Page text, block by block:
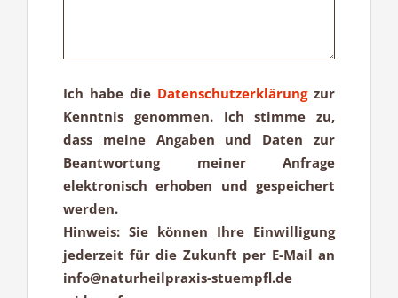
Ich habe die Datenschutzerklärungzur
Kenntnis genommen. Ich stimme zu,
dass meine Angaben und Daten zur
Beantwortung meiner Anfrage
elektronisch erhoben und gespeichert
werden.
Hinweis: Sie können Ihre Einwilligung
jederzeit für die Zukunft per E-Mail an
info@naturheilpraxis-stuempfl.de